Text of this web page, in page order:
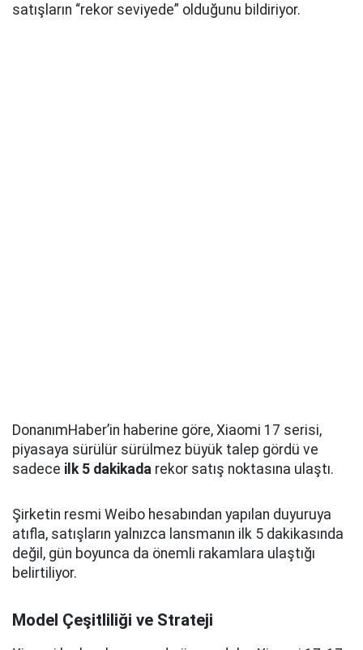
satışların “rekor seviyede” olduğunu bildiriyor.
DonanımHaber’in haberine göre, Xiaomi 17 serisi,
piyasaya sürülür sürülmez büyük talep gördü ve
sadece ilk 5 dakikada rekor satış noktasına ulaştı.
Şirketin resmi Weibo hesabından yapılan duyuruya
atıfla, satışların yalnızca lansmanın ilk 5 dakikasında
değil, gün boyunca da önemli rakamlara ulaştığı
belirtiliyor.
Model Çeşitliliği ve Strateji